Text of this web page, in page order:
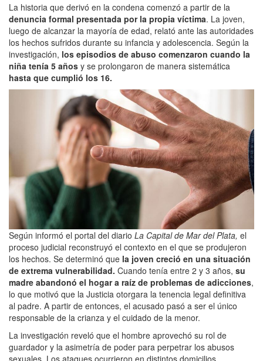
La historia que derivó en la condena comenzó a partir de la
denuncia formal presentada por la propia víctima. La joven,
luego de alcanzar la mayoría de edad, relató ante las autoridades
los hechos sufridos durante su infancia y adolescencia. Según la
investigación, los episodios de abuso comenzaron cuando la
niña tenía 5 años y se prolongaron de manera sistemática
hasta que cumplió los 16.
Según informó el portal del diario La Capital de Mar del Plata, el
proceso judicial reconstruyó el contexto en el que se produjeron
los hechos. Se determinó que la joven creció en una situación
de extrema vulnerabilidad. Cuando tenía entre 2 y 3 años, su
madre abandonó el hogar a raíz de problemas de adicciones,
lo que motivó que la Justicia otorgara la tenencia legal definitiva
al padre. A partir de entonces, el acusado pasó a ser el único
responsable de la crianza y el cuidado de la menor.
La investigación reveló que el hombre aprovechó su rol de
guardador y la asimetría de poder para perpetrar los abusos
sexuales. Los ataques ocurrieron en distintos domicilios